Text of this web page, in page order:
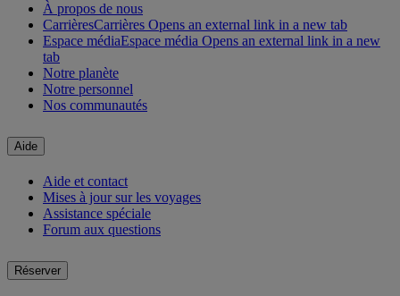
À propos de nous
CarrièresCarrières Opens an external link in a new tab
Espace médiaEspace média Opens an external link in a new
tab
Notre planète
Notre personnel
Nos communautés
Aide
Aide et contact
Mises à jour sur les voyages
Assistance spéciale
Forum aux questions
Réserver